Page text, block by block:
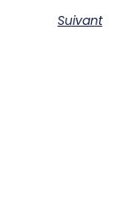
Suivant